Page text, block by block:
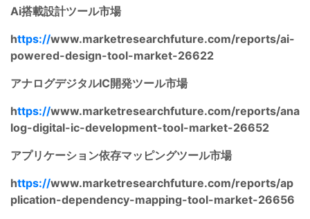
Ai搭載設計ツール市場
https://www.marketresearchfuture.com/reports/ai-
powered-design-tool-market-26622
アナログデジタルIC開発ツール市場
https://www.marketresearchfuture.com/reports/ana
log-digital-ic-development-tool-market-26652
アプリケーション依存マッピングツール市場
https://www.marketresearchfuture.com/reports/ap
plication-dependency-mapping-tool-market-26656